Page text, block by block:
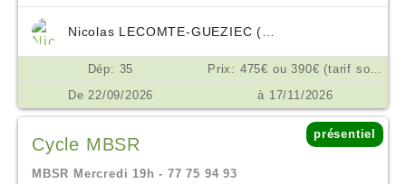
Dép: 35
Prix: 475€ ou 390€ (tarif solidaire), en 3x €
De 22/09/2026
à 17/11/2026
Cycle MBSR
présentiel
MBSR Mercredi 19h - 77 75 94 93